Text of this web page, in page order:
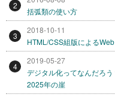
2
括弧類の使い方
3
2018-10-11
HTML/CSS組版による
4
2019-05-27
デジタル化ってなんだろ
2025年の崖